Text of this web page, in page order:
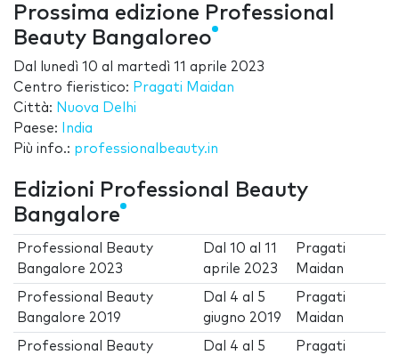
Prossima edizione Professional
Beauty Bangaloreo
Dal lunedì 10 al martedì 11 aprile 2023
Centro fieristico: Pragati Maidan
Città: Nuova Delhi
Paese:
India
Più info.: professionalbeauty.in
Edizioni Professional Beauty
Bangalore
Professional Beauty
Bangalore 2023
Dal10 al11
aprile 2023
Pragati
Maidan
Professional Beauty
Bangalore 2019
Dal 4 al 5
giugno 2019
Pragati
Maidan
Professional Beauty
Dal 4 al 5
Pragati